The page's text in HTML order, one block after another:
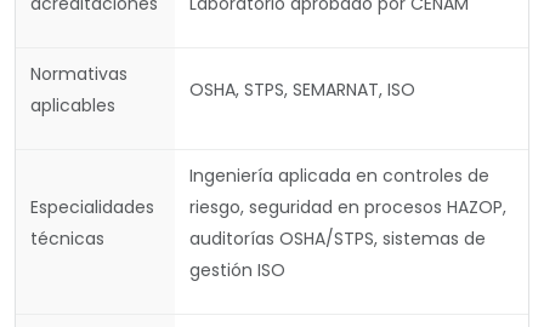
Normativas
aplicables
OSHA, STPS, SEMARNAT, ISO
Especialidades
técnicas
Ingeniería aplicada en controles de
riesgo, seguridad en procesos HAZOP,
auditorías OSHA/STPS, sistemas de
gestión ISO